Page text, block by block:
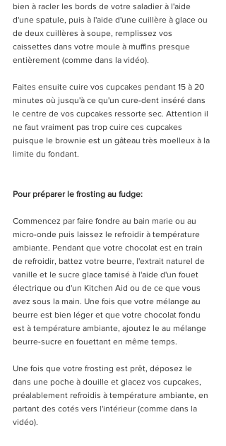
bien à racler les bords de votre saladier à l'aide
d'une spatule, puis à l'aide d'une cuillère à glace ou
de deux cuillères à soupe, remplissez vos
caissettes dans votre moule à muffins presque
entièrement (comme dans la vidéo).
Faites ensuite cuire vos cupcakes pendant 15 à 20
minutes où jusqu'à ce qu'un cure-dent inséré dans
le centre de vos cupcakes ressorte sec. Attention il
ne faut vraiment pas trop cuire ces cupcakes
puisque le brownie est un gâteau très moelleux à la
limite du fondant.
Pour préparer le frosting au fudge:
Commencez par faire fondre au bain marie ou au
micro-onde puis laissez le refroidir à température
ambiante. Pendant que votre chocolat est en train
de refroidir, battez votre beurre, l'extrait naturel de
vanille et le sucre glace tamisé à l'aide d'un fouet
électrique ou d'un Kitchen Aid ou de ce que vous
avez sous la main. Une fois que votre mélange au
beurre est bien léger et que votre chocolat fondu
est à température ambiante, ajoutez le au mélange
beurre-sucre en fouettant en même temps.
Une fois que votre frosting est prêt, déposez le
dans une poche à douille et glacez vos cupcakes,
préalablement refroidis à température ambiante, en
partant des cotés vers l'intérieur (comme dans la
vidéo).